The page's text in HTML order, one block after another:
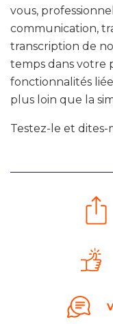
vous,
communication,
transcription de
temps dans votre
fonctionnalités
plus loin que la
Testez-le et dites-